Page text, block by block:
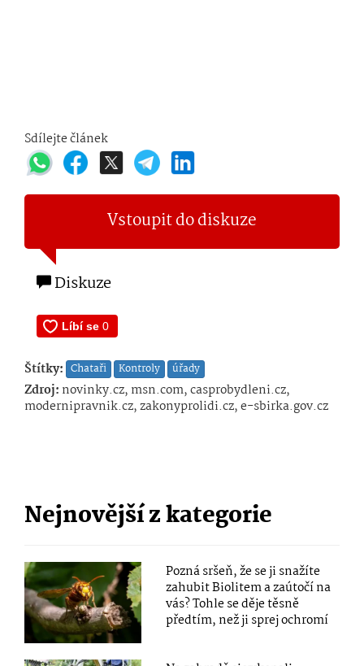
Sdílejte článek
Vstoupit do diskuze
Diskuze
Štítky: Chataři Kontroly úřady
Zdroj: novinky.cz, msn.com, casprobydleni.cz,
modernipravnik.cz, zakonyprolidi.cz, e-sbirka.gov.cz
Nejnovější z kategorie
Pozná sršeň, že se ji snažíte
zahubit Biolitem a zaútočí na
vás? Tohle se děje těsně
předtím, než ji sprej ochromí